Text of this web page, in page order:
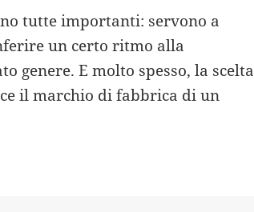
tutte importanti: servono a
un certo ritmo alla
genere. E molto spesso, la scelta
il marchio di fabbrica di un